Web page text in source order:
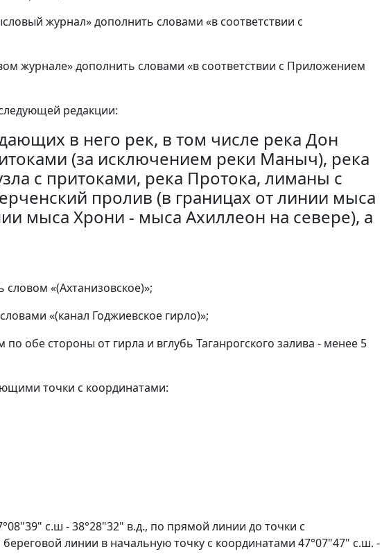
журнал» дополнить словами «в соответствии с
журнале» дополнить словами «в соответствии с Приложением
редакции:
в него рек, в том числе река Дон
(за исключением реки Маныч), река
с притоками, река Протока, лиманы с
пролив (в границах от линии мыса
мыса Хрони - мыса Ахиллеон на севере), а
«(Ахтанизовское)»;
«(канал Годжиевское гирло)»;
обе стороны от гирла и вглубь Таганрогского залива - менее 5
точки с координатами:
с.ш - 38°28"32" в.д., по прямой линии до точки с
линии в начальную точку с координатами 47°07"47" с.ш. -